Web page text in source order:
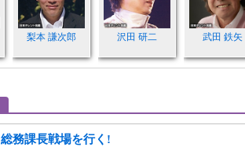
梨本 謙次郎 沢田 研二 武田 鉄矢
総務課長戦場を行く!